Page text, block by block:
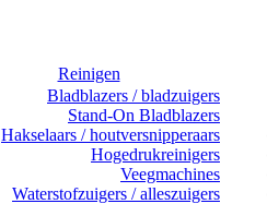
Reinigen
Bladblazers / bladzuigers
Stand-On Bladblazers
Hakselaars / houtversnipperaars
Hogedrukreinigers
Veegmachines
Waterstofzuigers / alleszuigers